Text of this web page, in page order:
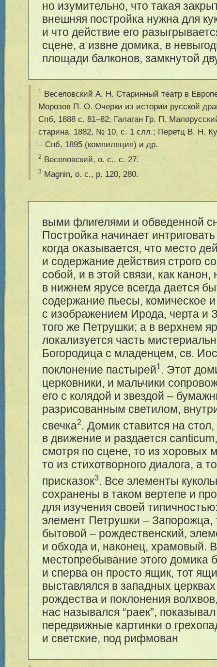
но изумительно, что такая
внешняя постройка нужна для
и что действие его
сцене, а извне домика, в
площади балконов, замкнутой
1
Веселовский А. Н. Старинный театр в
Морозов П. О. Очерки из истории русской
Спб, 1888 с. 81–82; Галаган Гр. П.
старина, 1882, № 10, с. 1 слл.; Перетц В. Н.
– Спб, 1895 (компиляция) и др.
2 Веселовский, o. c., с. 27.
3 Magnin, o. c., p. 120, 280.
выми флигелями и обведенной
Постройка начинает
когда оказывается, что место
и содержание действия строго
собой, и в этой связи, как
в нижнем ярусе всегда дается
содержание пьесы, комическое
с изображением Ирода, черта и
того же Петрушки; а в верхнем
локализуется часть
Богородица с младенцем, св.
поклонение пастырей1. Этот
церковники, и мальчики
его с колядой и звездой –
разрисованным светилом,
свечка2. Домик ставится на
в движение и раздается
смотря по сцене, то из хоровых
то из стихотворного диалога, а
присказок3. Все элементы
сохранены в таком вертепе и
для изучения своей
элемент Петрушки – Запорожца,
бытовой – рождественский,
и обхода и, наконец, храмовый.
местопребывание этого домика
и сперва он просто ящик, тот
выставлялся в западных
рождества и поклонения
нас назывался “раек”,
передвижные картинки о
и светские, под рифмован